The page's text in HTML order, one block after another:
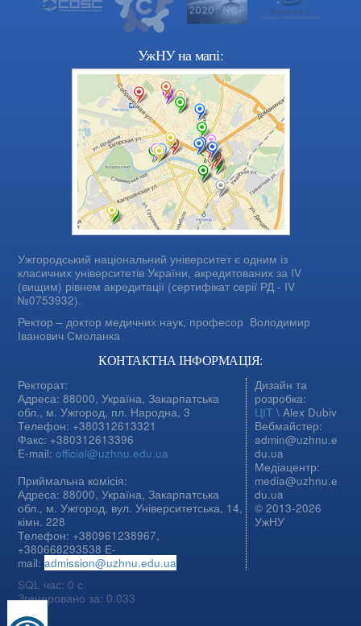
УжНУ на мапі:
Ужгородський національний університет є одним із
класичних університетів України, акредитованих за IV
(вищим) рівнем акредитації (сертифікат серії РД - IV
№0753932).
Ректор – доктор медичних наук, професор Володимир
Іванович Смоланка
КОНТАКТНА ІНФОРМАЦІЯ:
Ректорат:
Адреса: 88000, Україна, Закарпатська
обл., м. Ужгород, пл. Народна, 3
Телефон: +380312613321
Факс: +380312613396
E-mail:official@uzhnu.edu.ua
Приймальна комісія:
Адреса: 88000, Україна, Закарпатська
обл., м. Ужгород, вул. Університетська, 14,
кімн. 228
Телефон: +380961238967,
+380668293538 E-
mail:admission@uzhnu.edu.ua
Дизайн та
розробка:
ЦІТ \ Alex Dubiv
Вебмайстер:
admin@uzhnu.e
du.ua
Медіацентр:
media@uzhnu.e
du.ua
© 2013-2026
УжНУ
SQL час: 0 с.
Згенеровано за: 0.033